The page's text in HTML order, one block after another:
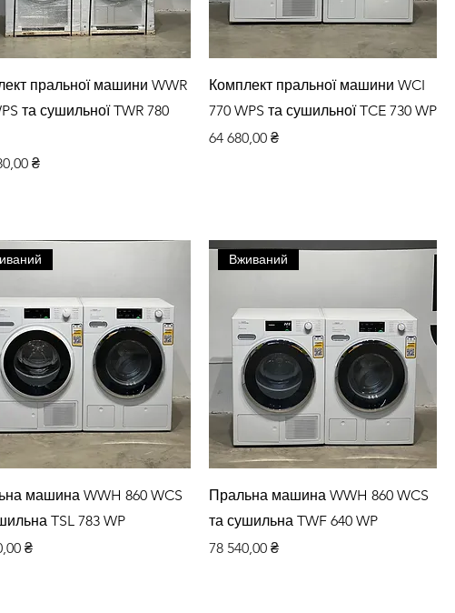
Швидкий перегляд
пральної машини WWR
та сушильної TWR 780
₴
Швидкий перегляд
Комплект пральної машини WCI
770 WPS та сушильної TCE 730 WP
Ціна
64 680,00 ₴
Швидкий перегляд
машина WWH 860 WCS
TSL 783 WP
₴
Швидкий перегляд
Вживаний
Пральна машина WWH 860 WCS
та сушильна TWF 640 WP
Ціна
78 540,00 ₴